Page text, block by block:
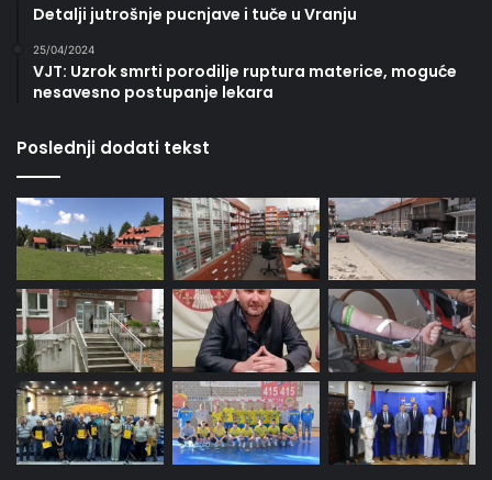
Detalji jutrošnje pucnjave i tuče u Vranju
25/04/2024
VJT: Uzrok smrti porodilje ruptura materice, moguće
nesavesno postupanje lekara
Poslednji dodati tekst